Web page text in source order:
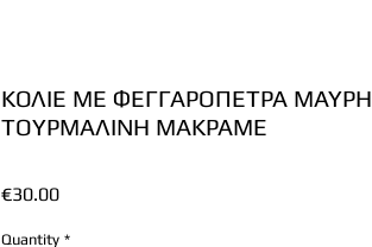
ΚΟΛΙΕ ΜΕ ΦΕΓΓΑΡΟΠΕΤΡΑ ΜΑΥΡΗ
ΤΟΥΡΜΑΛΙΝΗ ΜΑΚΡΑΜΕ
€30.00Price
Quantity *